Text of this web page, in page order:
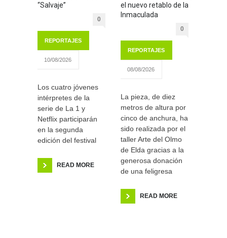
“Salvaje”
0
REPORTAJES
10/08/2026
Los cuatro jóvenes
intérpretes de la
serie de La 1 y
Netflix participarán
en la segunda
edición del festival
READ MORE
el nuevo retablo de la
Inmaculada
0
REPORTAJES
08/08/2026
La pieza, de diez
metros de altura por
cinco de anchura, ha
sido realizada por el
taller Arte del Olmo
de Elda gracias a la
generosa donación
de una feligresa
READ MORE